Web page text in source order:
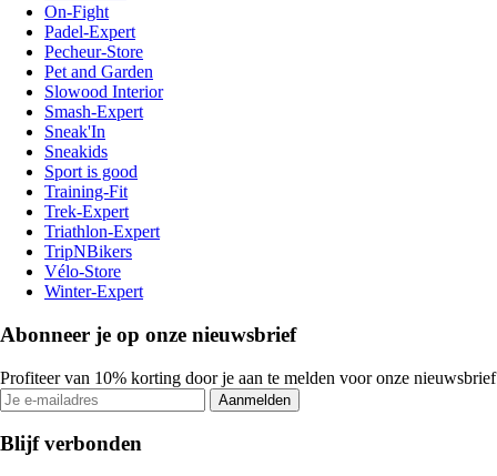
On-Fight
Padel-Expert
Pecheur-Store
Pet and Garden
Slowood Interior
Smash-Expert
Sneak'In
Sneakids
Sport is good
Training-Fit
Trek-Expert
Triathlon-Expert
TripNBikers
Vélo-Store
Winter-Expert
Abonneer je op onze nieuwsbrief
Profiteer van 10% korting door je aan te melden voor onze nieuwsbrief
Aanmelden
Blijf verbonden